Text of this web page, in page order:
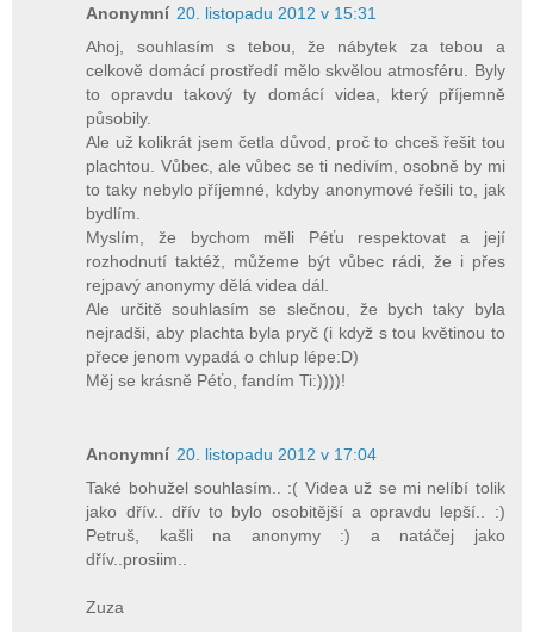
Anonymní 20. listopadu 2012 v 15:31
Ahoj, souhlasím s tebou, že nábytek za tebou a
celkově domácí prostředí mělo skvělou atmosféru. Byly
to opravdu takový ty domácí videa, který příjemně
působily.
Ale už kolikrát jsem četla důvod, proč to chceš řešit tou
plachtou. Vůbec, ale vůbec se ti nedivím, osobně by mi
to taky nebylo příjemné, kdyby anonymové řešili to, jak
bydlím.
Myslím, že bychom měli Péťu respektovat a její
rozhodnutí taktéž, můžeme být vůbec rádi, že i přes
rejpavý anonymy dělá videa dál.
Ale určitě souhlasím se slečnou, že bych taky byla
nejradši, aby plachta byla pryč (i když s tou květinou to
přece jenom vypadá o chlup lépe:D)
Měj se krásně Péťo, fandím Ti:))))!
Anonymní 20. listopadu 2012 v 17:04
Také bohužel souhlasím.. :( Videa už se mi nelíbí tolik
jako dřív.. dřív to bylo osobitější a opravdu lepší.. :)
Petruš, kašli na anonymy :) a natáčej jako
dřív..prosiim..
Zuza